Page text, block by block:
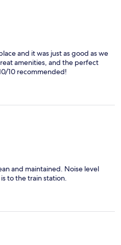
and it was just as good as we
amenities, and the perfect
10 recommended!
and maintained. Noise level
to the train station.